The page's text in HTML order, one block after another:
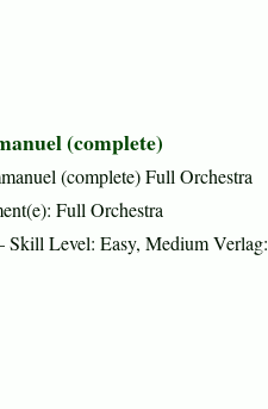
(complete)
(complete) Full Orchestra
Full Orchestra
Level: Easy, Medium Verlag:
Emmanuel (complete)“